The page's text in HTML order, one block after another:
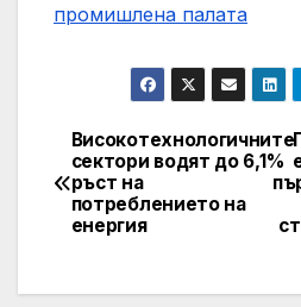
промишлена палaта
Навигация
Високотехнологичните
сектори водят до 6,1%
ръст на
потреблението на
енергия